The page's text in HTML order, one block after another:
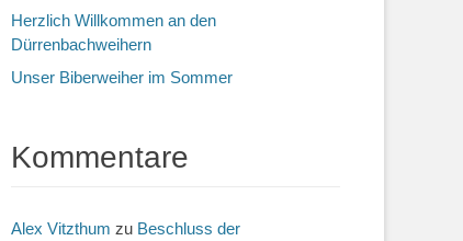
Herzlich Willkommen an den
Dürrenbachweihern
Unser Biberweiher im Sommer
Kommentare
Alex Vitzthum zu Beschluss der